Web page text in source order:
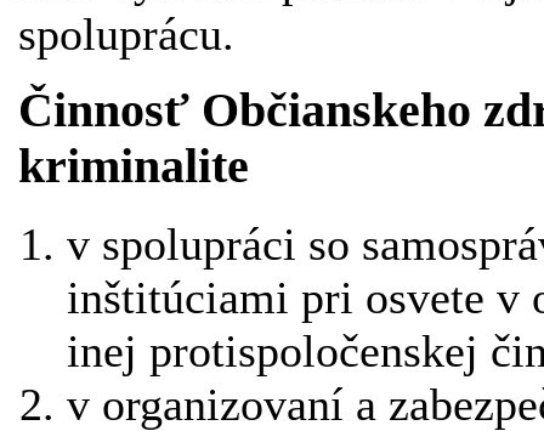
spoluprácu.
Činnosť Občianskeho
kriminalite
v spolupráci so
inštitúciami pri osvete v
inej protispoločenskej
v organizovaní a